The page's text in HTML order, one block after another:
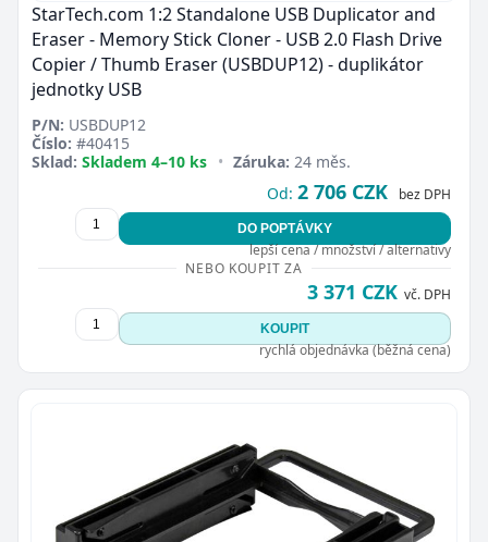
StarTech.com 1:2 Standalone USB Duplicator and
Eraser - Memory Stick Cloner - USB 2.0 Flash Drive
Copier / Thumb Eraser (USBDUP12) - duplikátor
jednotky USB
P/N: USBDUP12
Číslo: #40415
Sklad: Skladem 4–10 ks • Záruka: 24 měs.
Od: 2 706 CZK bez DPH
DO POPTÁVKY
lepší cena / množství / alternativy
NEBO KOUPIT ZA
3 371 CZK vč. DPH
KOUPIT
rychlá objednávka (běžná cena)